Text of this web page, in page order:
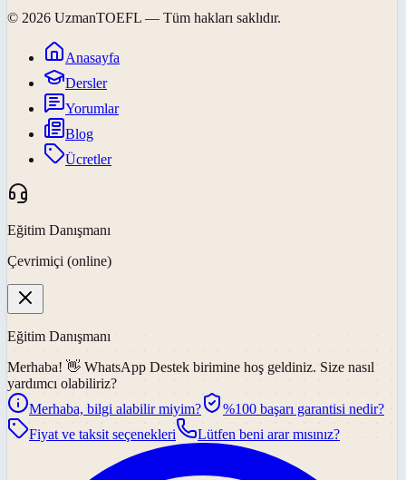
© 2026 UzmanTOEFL — Tüm hakları saklıdır.
Anasayfa
Dersler
Yorumlar
Blog
Ücretler
Eğitim Danışmanı
Çevrimiçi (online)
Eğitim Danışmanı
Merhaba! 👋 WhatsApp Destek birimine hoş geldiniz. Size nasıl
yardımcı olabiliriz?
Merhaba, bilgi alabilir miyim?
%100 başarı garantisi nedir?
Fiyat ve taksit seçenekleri
Lütfen beni arar mısınız?